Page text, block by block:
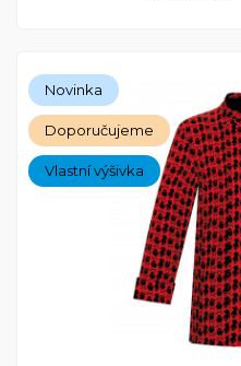
Novinka
Doporučujeme
Vlastní výšivka